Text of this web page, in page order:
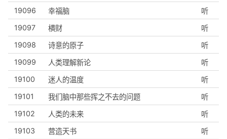
19096
幸福脑
听
19097
横财
听
19098
诗意的原子
听
19099
人类理解新论
听
19100
迷人的温度
听
19101
我们脑中那些挥之不去的问题
听
19102
人类的未来
听
19103
营造天书
听